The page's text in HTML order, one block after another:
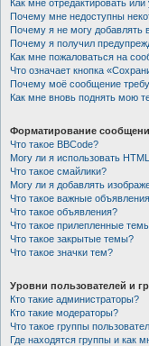
Как мне отредактировать
Почему мне недоступны
Почему я не могу добавлять
Почему я получил
Как мне пожаловаться на
Что означает кнопка
Почему моё сообщение
Как мне вновь поднять мою
Форматирование
Что такое BBCode?
Могу ли я использовать
Что такое смайлики?
Могу ли я добавлять
Что такое важные
Что такое объявления?
Что такое прилепленные
Что такое закрытые темы?
Что такое значки тем?
Уровни пользователей и
Кто такие администраторы?
Кто такие модераторы?
Что такое группы
Где находятся группы и как